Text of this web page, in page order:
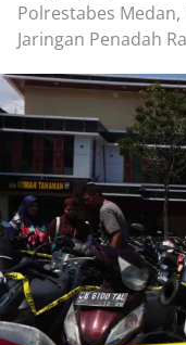
Polrestabes
Jaringan Penadah